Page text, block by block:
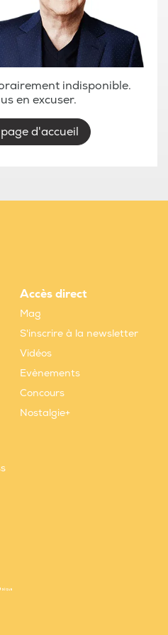
indisponible.
en excuser.
d'accueil
Accès direct
Mag
S'inscrire à la newsletter
Vidéos
Evènements
Concours
Nostalgie+